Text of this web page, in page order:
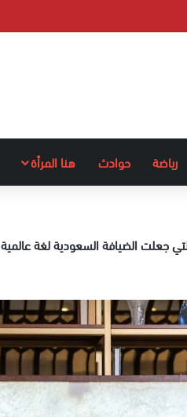
رياضة حوادث هنا المرأة
جعلت الضيافة السعودية لغة عالمية